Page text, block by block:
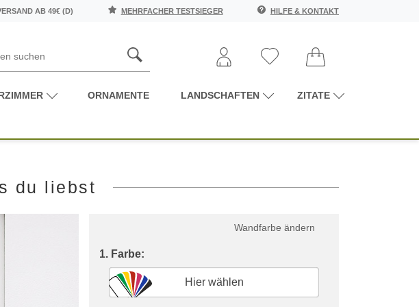
AB 49€ (D) MEHRFACHER TESTSIEGER HILFE & KONTAKT
ORNAMENTE LANDSCHAFTEN ZITATE
du liebst
Wandfarbe ändern
1. Farbe:
Hier wählen